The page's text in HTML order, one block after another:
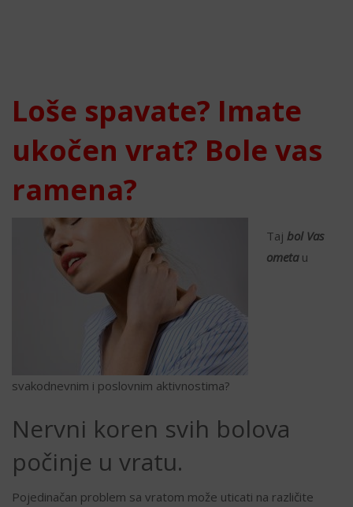
Loše spavate? Imate
ukočen vrat? Bole vas
ramena?
Taj bol Vas
ometau
svakodnevnim i poslovnim aktivnostima?
Nervni koren svih bolova
počinje u vratu.
Pojedinačan problem sa vratom može uticati na različite